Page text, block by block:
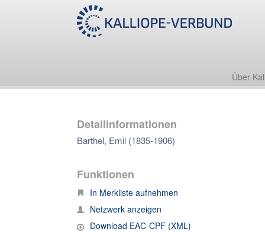
Über
Detailinformationen
Barthel, Emil (1835-1906)
Funktionen
In Merkliste aufnehmen
Netzwerk anzeigen
Download EAC-CPF (XML)